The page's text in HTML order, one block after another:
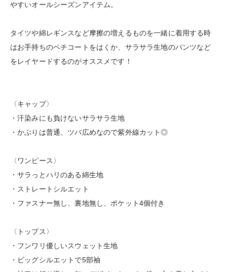
やすいオールシーズンアイテム。
タイツや綿レギンスなど摩擦の増えるものを一緒に着用する時
はお手持ちのペチコートをはくか、サラサラ生地のパンツなど
をレイヤードするのがオススメです！
〈キャップ〉
・汗染みにも負けないサラサラ生地
・かぶりは普通、ツバ広めなので紫外線カット◎
〈ワンピース〉
・サラっとハリのある綿生地
・ストレートシルエット
・ファスナー無し、裏地無し、ポケット4個付き
〈トップス〉
・フンワリ優しいスウェット生地
・ビッグシルエットで5部袖